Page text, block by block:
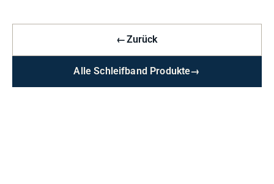
←Zurück
Alle Schleifband Produkte→